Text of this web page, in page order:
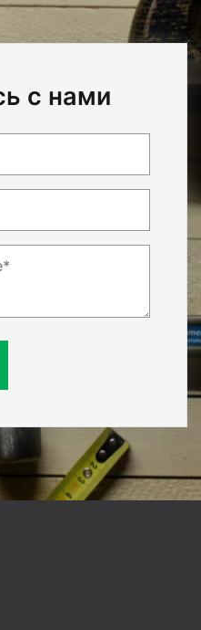
с нами